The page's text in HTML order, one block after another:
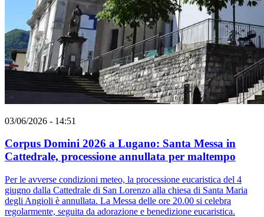
03/06/2026 - 14:51
Corpus Domini 2026 a Lugano: Santa Messa in
Cattedrale, processione annullata per maltempo
Per le avverse condizioni meteo, la processione eucaristica del 4
giugno dalla Cattedrale di San Lorenzo alla chiesa di Santa Maria
degli Angioli è annullata. La Messa delle ore 20.00 si celebra
regolarmente, seguita da adorazione e benedizione eucaristica.